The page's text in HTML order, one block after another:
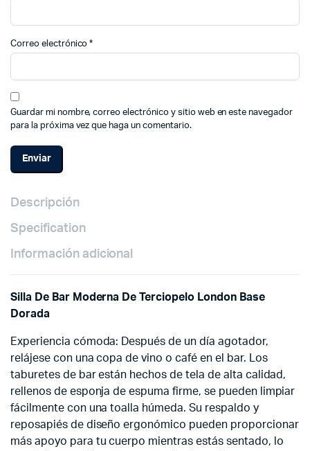
Correo electrónico*
Guardar mi nombre, correo electrónico y sitio web en este navegador
para la próxima vez que haga un comentario.
Descripción
Specification
Información adicional
Silla De Bar Moderna De Terciopelo London Base
Dorada
Experiencia cómoda: Después de un día agotador,
relájese con una copa de vino o café en el bar. Los
taburetes de bar están hechos de tela de alta calidad,
rellenos de esponja de espuma firme, se pueden limpiar
fácilmente con una toalla húmeda. Su respaldo y
reposapiés de diseño ergonómico pueden proporcionar
más apoyo para tu cuerpo mientras estás sentado, lo